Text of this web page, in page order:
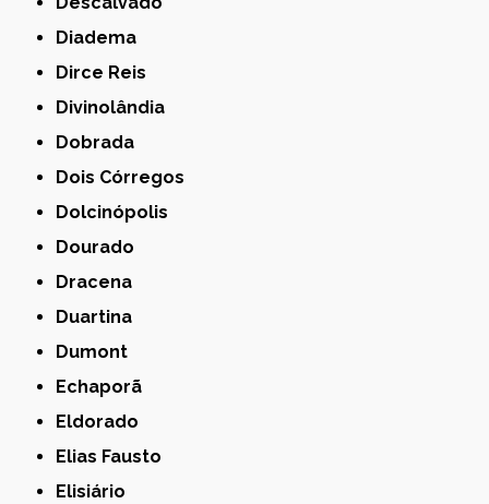
Diadema
Dirce Reis
Divinolândia
Dobrada
Dois Córregos
Dolcinópolis
Dourado
Dracena
Duartina
Dumont
Echaporã
Eldorado
Elias Fausto
Elisiário